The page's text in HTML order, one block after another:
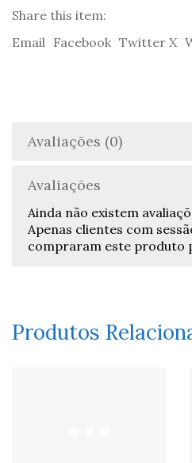
Share this item:
Email Facebook Twitter X
Avaliações (0)
Avaliações
Ainda não existem
Apenas clientes com
compraram este produto
Produtos